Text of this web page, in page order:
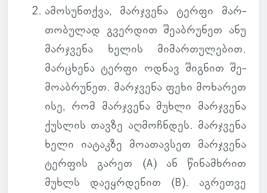
ამო­სუნ­თქვა, მარ­ჯვენა ტერფი მარ­
თო­ბუ­ლად გვერ­დით შე­აბ­რუ­ნეთ ანუ
მარ­ჯვენა ხელის მი­მარ­თუ­ლე­ბით.
მარ­ცხენა ტერფი ოდნავ შიგ­ნით შე­
მო­აბ­რუ­ნეთ. მარ­ჯვენა ფეხი მო­ხა­რეთ
ისე, რომ მარ­ჯვენა მუხლი მარ­ჯვენა
ქუს­ლის თავზე აღ­მოჩ­ნდეს. მარ­ჯვენა
ხელი ია­ტაკზე მო­ა­თავ­სეთ მარ­ჯვენა
ტერ­ფის გარეთ (A) ან წი­ნამ­ხრით
მუხლს და­ეყ­რდე­ნით (B). აგ­რეთვე